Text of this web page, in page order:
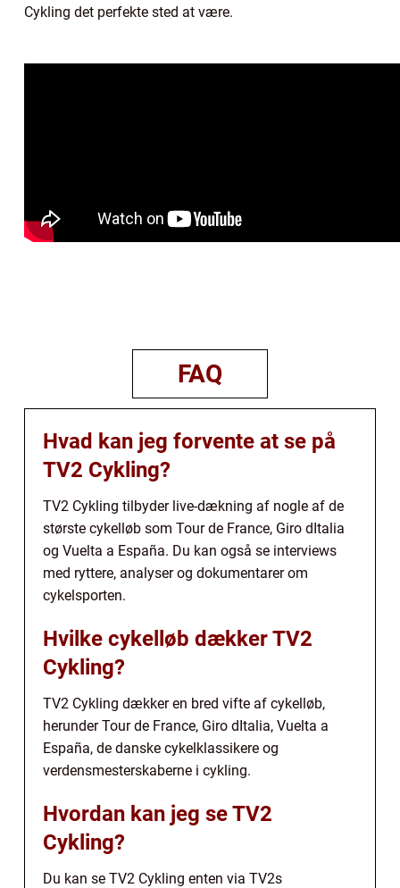
Cykling det perfekte sted at være.
FAQ
Hvad kan jeg forvente at se på
TV2 Cykling?
TV2 Cykling tilbyder live-dækning af nogle af de
største cykelløb som Tour de France, Giro dItalia
og Vuelta a España. Du kan også se interviews
med ryttere, analyser og dokumentarer om
cykelsporten.
Hvilke cykelløb dækker TV2
Cykling?
TV2 Cykling dækker en bred vifte af cykelløb,
herunder Tour de France, Giro dItalia, Vuelta a
España, de danske cykelklassikere og
verdensmesterskaberne i cykling.
Hvordan kan jeg se TV2
Cykling?
Du kan se TV2 Cykling enten via TV2s